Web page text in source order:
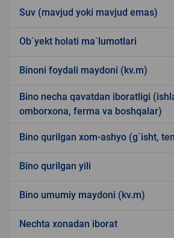
Suv (mavjud yoki mavjud emas)
Ob`yekt holati ma`lumotlari
Binoni foydali maydoni (kv.m)
Bino necha qavatdan iboratligi
omborxona, ferma va boshqalar)
Bino qurilgan xom-ashyo (g`isht,
Bino qurilgan yili
Bino umumiy maydoni (kv.m)
Nechta xonadan iborat